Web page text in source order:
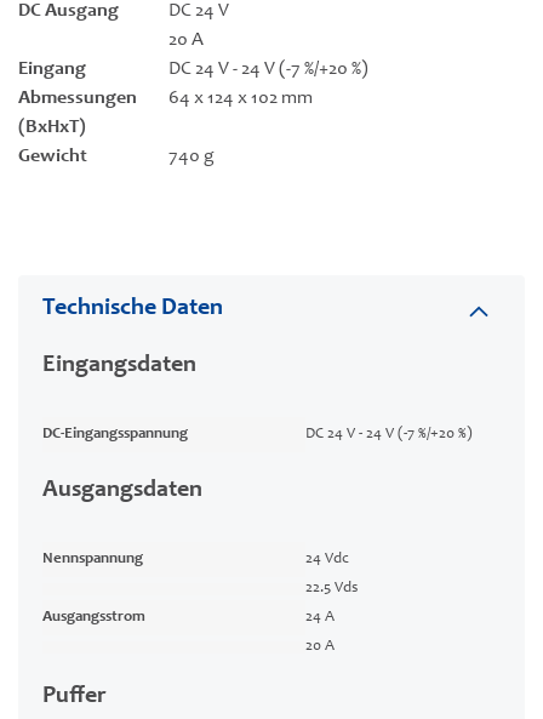
DC Ausgang
DC 24 V
20 A
Eingang
DC 24 V - 24 V (-7 %/+20 %)
Abmessungen
(BxHxT)
64 x 124 x 102 mm
Gewicht 740 g
Technische Daten
Eingangsdaten
DC-Eingangsspannung DC 24 V - 24 V (-7 %/+20 %)
Ausgangsdaten
Nennspannung
24 Vdc
22.5 Vds
Ausgangsstrom
24 A
20 A
Puffer